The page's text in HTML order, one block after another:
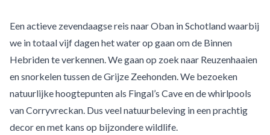
Een actieve zevendaagse reis naar Oban in Schotland waarbij
we in totaal vijf dagen het water op gaan om de Binnen
Hebriden te verkennen. We gaan op zoek naar Reuzenhaaien
en snorkelen tussen de Grijze Zeehonden. We bezoeken
natuurlijke hoogtepunten als Fingal’s Cave en de whirlpools
van Corryvreckan. Dus veel natuurbeleving in een prachtig
decor en met kans op bijzondere wildlife.